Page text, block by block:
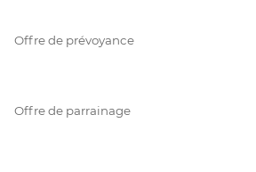
Offre de prévoyance
Offre de parrainage